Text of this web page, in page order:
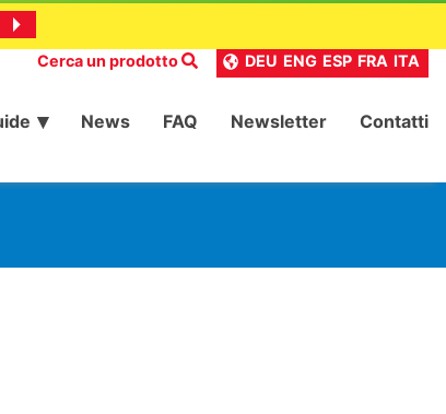
Cerca un prodotto DEU ENG ESP FRA ITA
News FAQ Newsletter Contatti